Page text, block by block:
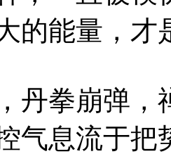
的能量，才
拳崩弹，
气息流于把